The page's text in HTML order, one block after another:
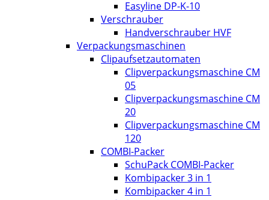
Easyline DP-K-10
Verschrauber
Handverschrauber HVF
Verpackungsmaschinen
Clipaufsetzautomaten
Clipverpackungsmaschine CM
05
Clipverpackungsmaschine CM
20
Clipverpackungsmaschine CM
120
COMBI-Packer
SchuPack COMBI-Packer
Kombipacker 3 in 1
Kombipacker 4 in 1